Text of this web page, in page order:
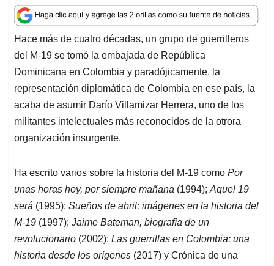
a
t
s
A
p
p
c
e
b
o
o
k
n
k
e
d
I
n
a
i
l
r
e
a
d
s
Hace más de cuatro décadas, un grupo de guerrilleros
del M-19 se tomó la embajada de República
Dominicana en Colombia y paradójicamente, la
representación diplomática de Colombia en ese país, la
acaba de asumir Darío Villamizar Herrera, uno de los
militantes intelectuales más reconocidos de la otrora
organización insurgente.
Ha escrito varios sobre la historia del M-19 como Por
unas horas hoy, por siempre mañana (1994); Aquel 19
será (1995); Sueños de abril: imágenes en la historia del
M-19 (1997); Jaime Bateman, biografía de un
revolucionario (2002); Las guerrillas en Colombia: una
historia desde los orígenes (2017) y Crónica de una